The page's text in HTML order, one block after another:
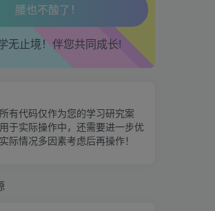
金手指分析系统，曾经市场
价39800
神奇九转指标
腿也不痛了！
腰也不酸了！
无止境！伴您共同成长!
有代码仅作为您的学习研究案
于实际操作中，还需要进一步优
际情况多因素考虑后再操作！